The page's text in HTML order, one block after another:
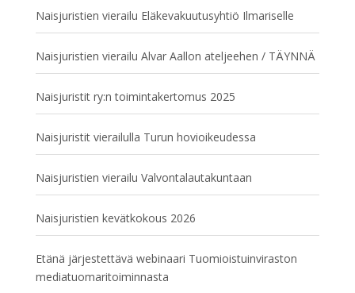
Naisjuristien vierailu Eläkevakuutusyhtiö Ilmariselle
Naisjuristien vierailu Alvar Aallon ateljeehen / TÄYNNÄ
Naisjuristit ry:n toimintakertomus 2025
Naisjuristit vierailulla Turun hovioikeudessa
Naisjuristien vierailu Valvontalautakuntaan
Naisjuristien kevätkokous 2026
Etänä järjestettävä webinaari Tuomioistuinviraston
mediatuomaritoiminnasta